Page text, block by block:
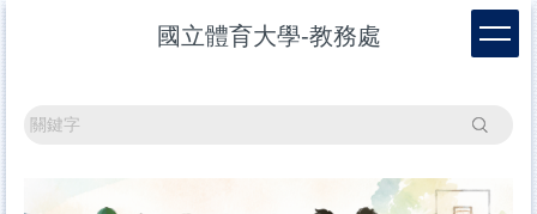
國立體育大學-教務處
搜尋